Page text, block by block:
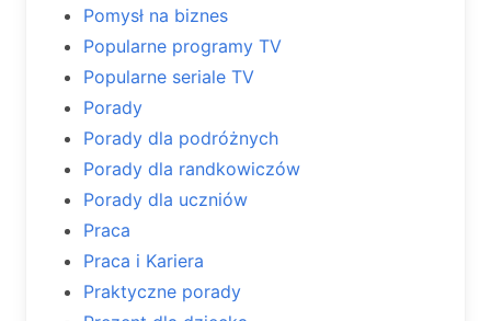
Pomysł na biznes
Popularne programy TV
Popularne seriale TV
Porady
Porady dla podróżnych
Porady dla randkowiczów
Porady dla uczniów
Praca
Praca i Kariera
Praktyczne porady